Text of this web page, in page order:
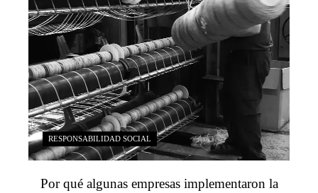
RESPONSABILIDAD SOCIAL
Por qué algunas empresas implementaron la